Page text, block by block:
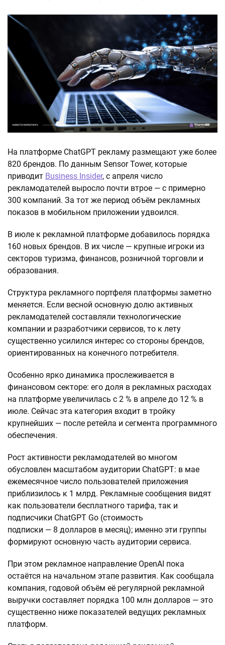
На платформе ChatGPT рекламу размещают уже более
820 брендов. По данным Sensor Tower, которые
приводит Business Insider, с апреля число
рекламодателей выросло почти втрое — с примерно
300 компаний. За тот же период объём рекламных
показов в мобильном приложении удвоился.
В июле к рекламной платформе добавилось порядка
160 новых брендов. В их числе — крупные игроки из
секторов туризма, финансов, розничной торговли и
образования.
Структура рекламного портфеля платформы заметно
меняется. Если весной основную долю активных
рекламодателей составляли технологические
компании и разработчики сервисов, то к лету
существенно усилился интерес со стороны брендов,
ориентированных на конечного потребителя.
Особенно ярко динамика прослеживается в
финансовом секторе: его доля в рекламных расходах
на платформе увеличилась с 2 % в апреле до 12 % в
июле. Сейчас эта категория входит в тройку
крупнейших — после ретейла и сегмента программного
обеспечения.
Рост активности рекламодателей во многом
обусловлен масштабом аудитории ChatGPT: в мае
ежемесячное число пользователей приложения
приблизилось к 1 млрд. Рекламные сообщения видят
как пользователи бесплатного тарифа, так и
подписчики ChatGPT Go (стоимость
подписки — 8 долларов в месяц); именно эти группы
формируют основную часть аудитории сервиса.
При этом рекламное направление OpenAI пока
остаётся на начальном этапе развития. Как сообщала
компания, годовой объём её регулярной рекламной
выручки составляет порядка 100 млн долларов — это
существенно ниже показателей ведущих рекламных
платформ.